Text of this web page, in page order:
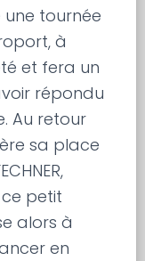
tournée
à
et fera un
répondu
Au retour
sa place
petit
alors à
en